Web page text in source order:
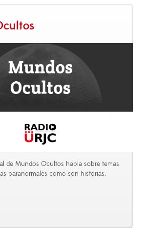
de Mundos Ocultos habla sobre temas
paranormales como son historias,